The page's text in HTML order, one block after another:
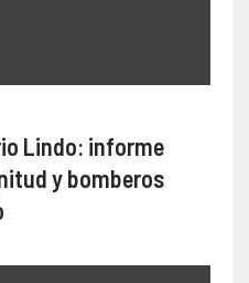
Lindo: informe
y bomberos